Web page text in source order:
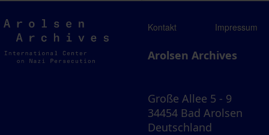
Arolsen
Archives
Kontakt Impressum
Arolsen Archives
Große Allee 5 - 9
34454 Bad Arolsen
Deutschland